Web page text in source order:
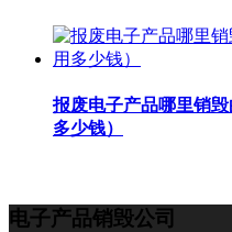
报废电子产品哪里销
多少钱）
电子产品销毁公司